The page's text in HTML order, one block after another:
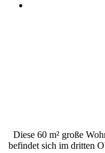
Diese 60 m² große
befindet sich im dritten